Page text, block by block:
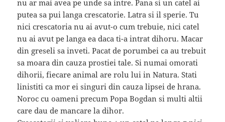
nu ar mai avea pe unde sa intre. Pana si un catel ai
putea sa pui langa crescatorie. Latra si il sperie. Tu
nici crescatoria nu ai avut-o cum trebuie, nici catel
nu ai avut pe langa ea daca ti-a intrat dihoru. Macar
din greseli sa inveti. Pacat de porumbei ca au trebuit
sa moara din cauza prostiei tale. Si numai omorati
dihorii, fiecare animal are rolu lui in Natura. Stati
linistiti ca mor ei singuri din cauza lipsei de hrana.
Noroc cu oameni precum Popa Bogdan si multi altii
care dau de mancare la dihor.